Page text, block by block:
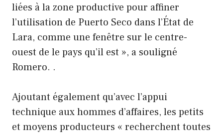
liées à la zone productive pour affiner
l’utilisation de Puerto Seco dans l’État de
Lara, comme une fenêtre sur le centre-
ouest de le pays qu’il est », a souligné
Romero. .
Ajoutant également qu’avec l’appui
technique aux hommes d’affaires, les petits
et moyens producteurs « recherchent toutes